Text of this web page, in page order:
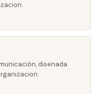
disenada